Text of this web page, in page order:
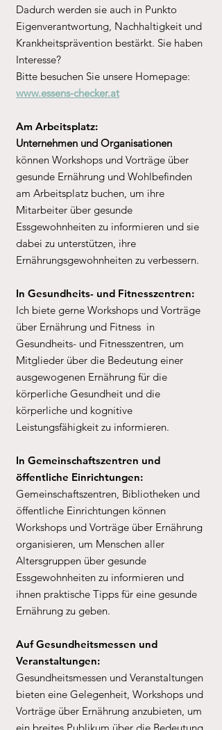
Dadurch werden sie auch in Punkto
Eigenverantwortung, Nachhaltigkeit und
Krankheitsprävention bestärkt. Sie haben
Interesse?
Bitte besuchen Sie unsere Homepage:
www.essens-checker.at
Am Arbeitsplatz:
Unternehmen und Organisationen
können Workshops und Vorträge über
gesunde Ernährung und Wohlbefinden
am Arbeitsplatz buchen, um ihre
Mitarbeiter über gesunde
Essgewohnheiten zu informieren und sie
dabei zu unterstützen, ihre
Ernährungsgewohnheiten zu verbessern.
In Gesundheits- und Fitnesszentren:
Ich biete gerne Workshops und Vorträge
über Ernährung und Fitness in
Gesundheits- und Fitnesszentren, um
Mitglieder über die Bedeutung einer
ausgewogenen Ernährung für die
körperliche Gesundheit und die
körperliche und kognitive
Leistungsfähigkeit zu informieren.
In Gemeinschaftszentren und
öffentliche Einrichtungen:
Gemeinschaftszentren, Bibliotheken und
öffentliche Einrichtungen können
Workshops und Vorträge über Ernährung
organisieren, um Menschen aller
Altersgruppen über gesunde
Essgewohnheiten zu informieren und
ihnen praktische Tipps für eine gesunde
Ernährung zu geben.
Auf Gesundheitsmessen und
Veranstaltungen:
Gesundheitsmessen und Veranstaltungen
bieten eine Gelegenheit, Workshops und
Vorträge über Ernährung anzubieten, um